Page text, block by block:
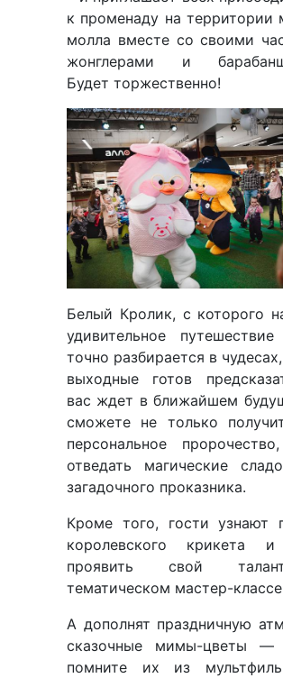
к променаду на территории
молла вместе со своими
жонглерами и
Будет торжественно!
Белый Кролик, с которого
удивительное
точно разбирается в
выходные готов
вас ждет в ближайшем
сможете не только
персональное
отведать магические
загадочного проказника.
Кроме того, гости узнают
королевского крикета
проявить свой
тематическом мастер-
А дополнят праздничную
сказочные мимы-цветы
помните их из